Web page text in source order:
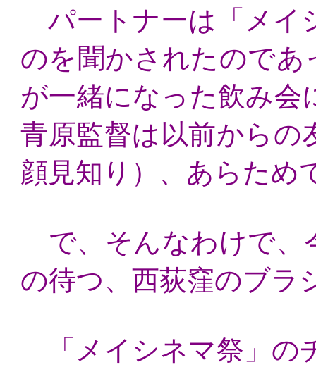
パートナーは「メイ
のを聞かされたのであ
が一緒になった飲み会
青原監督は以前からの
顔見知り）、あらため
で、そんなわけで、
の待つ、西荻窪のブ
「メイシネマ祭」の